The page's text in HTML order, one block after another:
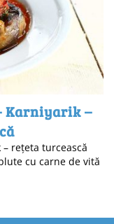
Karniyarik –
rețeta turcească
cu carne de vită